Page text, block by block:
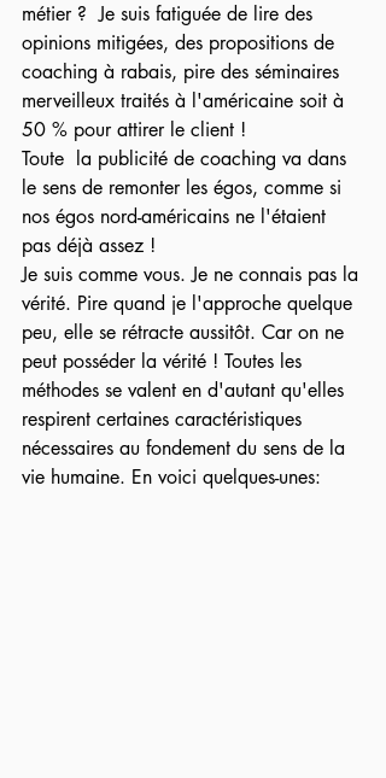
métier ?  Je suis fatiguée de lire des
opinions mitigées, des propositions de
coaching à rabais, pire des séminaires
merveilleux traités à l'américaine soit à
50 % pour attirer le client !
Toute  la publicité de coaching va dans
le sens de remonter les égos, comme si
nos égos nord-américains ne l'étaient
pas déjà assez !
Je suis comme vous. Je ne connais pas la
vérité. Pire quand je l'approche quelque
peu, elle se rétracte aussitôt. Car on ne
peut posséder la vérité ! Toutes les
méthodes se valent en d'autant qu'elles
respirent certaines caractéristiques
nécessaires au fondement du sens de la
vie humaine. En voici quelques-unes: